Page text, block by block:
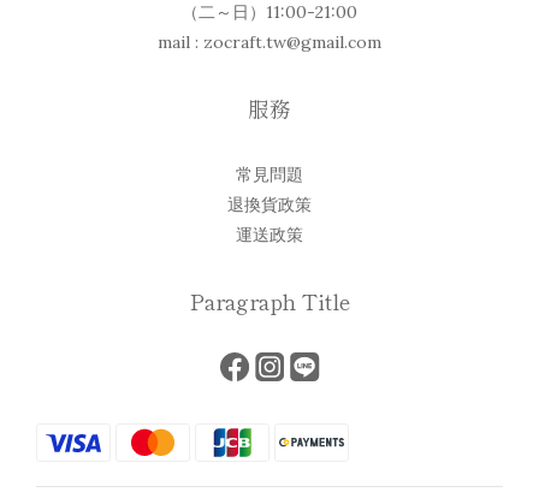
（二～日）11:00-21:00
mail : zocraft.tw@gmail.com
服務
常見問題
退換貨政策
運送政策
Paragraph Title